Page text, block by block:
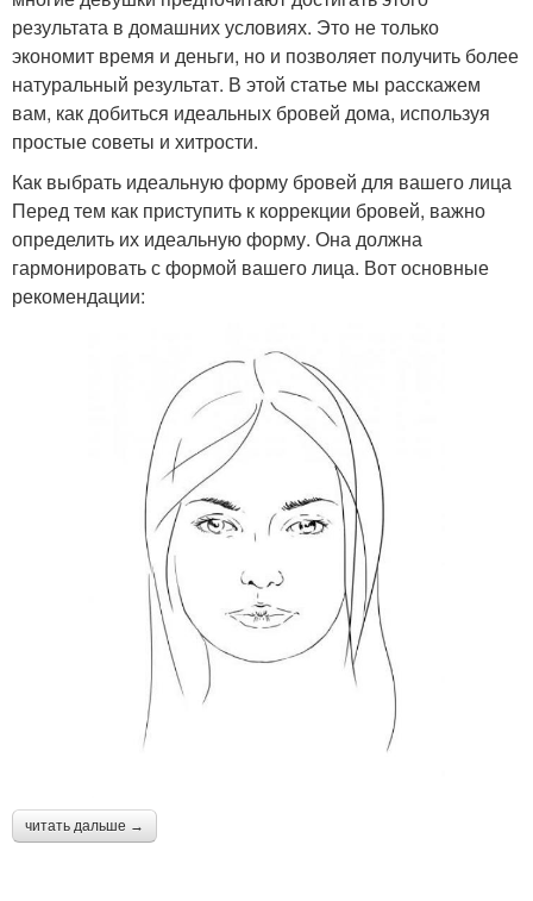
результата в домашних условиях. Это не только
экономит время и деньги, но и позволяет получить более
натуральный результат. В этой статье мы расскажем
вам, как добиться идеальных бровей дома, используя
простые советы и хитрости.
Как выбрать идеальную форму бровей для вашего лица
Перед тем как приступить к коррекции бровей, важно
определить их идеальную форму. Она должна
гармонировать с формой вашего лица. Вот основные
рекомендации:
читать дальше →